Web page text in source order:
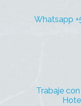
Whatsapp
Trabaje